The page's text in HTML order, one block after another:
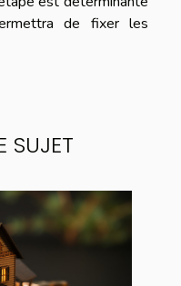
de fixer les
SUJET